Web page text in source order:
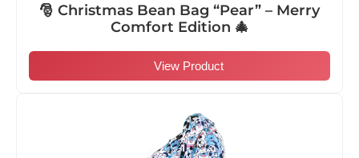
🎅 Christmas Bean Bag “Pear” – Merry
Comfort Edition 🎄
View Product